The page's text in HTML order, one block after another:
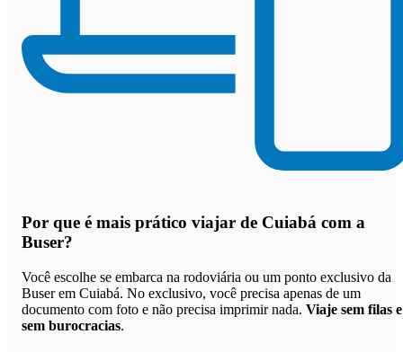
Por que é mais prático viajar de Cuiabá com a
Buser?
Você escolhe se embarca na rodoviária ou um ponto exclusivo da
Buser em Cuiabá. No exclusivo, você precisa apenas de um
documento com foto e não precisa imprimir nada. Viaje sem filas e
sem burocracias.